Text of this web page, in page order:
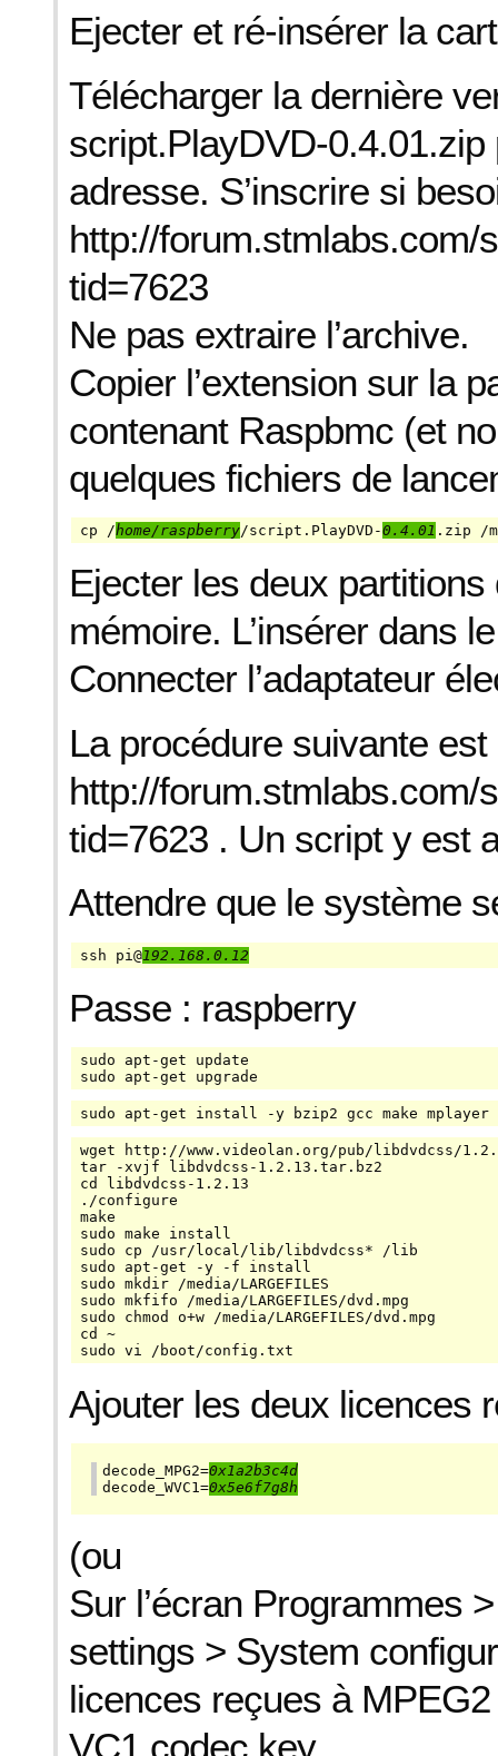
Ejecter et ré-insérer la
Télécharger la dernière
script.PlayDVD-
adresse. S’inscrire si
http://forum.stmlabs.com/
tid=7623
Ne pas extraire l’archive.
Copier l’extension sur la
contenant Raspbmc (et
quelques fichiers de
cp /home/raspberry/script.PlayDVD-0.4.01 .zip /
Ejecter les deux partitions
mémoire. L’insérer dans
Connecter l’adaptateur
La procédure suivante
http://forum.stmlabs.com/
tid=7623 . Un script y est
Attendre que le système
ssh pi@192.168.0.12
Passe : raspberry
sudo apt-get update
sudo apt-get upgrade
sudo apt-get install -y bzip2 gcc make
wget http://www.videolan.org/pub/libdvdcss/
tar -xvjf libdvdcss-1.2.13.tar.bz2
cd libdvdcss-1.2.13
./configure
make
sudo make install
sudo cp /usr/local/lib/libdvdcss* /lib
sudo apt-get -y -f install
sudo mkdir /media/LARGEFILES
sudo mkfifo /media/LARGEFILES/dvd.mpg
sudo chmod o+w /media/LARGEFILES/dvd.mpg
cd ~
sudo vi /boot/config.txt
Ajouter les deux licences
decode_MPG2=0x1a2b3c4d
decode_WVC1=0x5e6f7g8h
(ou
Sur l’écran Programmes
settings > System
licences reçues à
VC1 codec key.